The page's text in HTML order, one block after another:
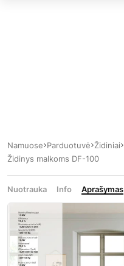
Namuose Parduotuvė Židiniai
Židinys malkoms DF-100
Nuotrauka Info Aprašymas